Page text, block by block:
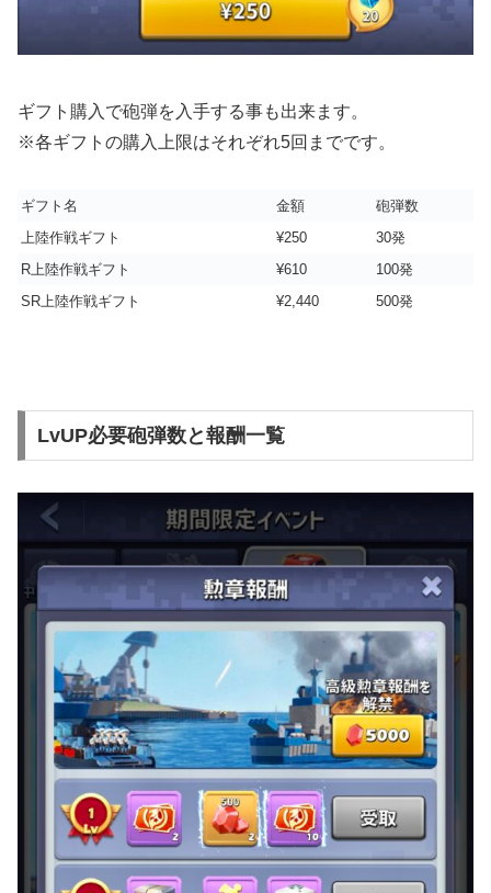
ギフト購入で砲弾を入手する事も出来ます。
※各ギフトの購入上限はそれぞれ5回までです。
ギフト名 金額
砲弾数
上陸作戦ギフト
¥250
30発
R上陸作戦ギフト
¥610
100発
SR上陸作戦ギフト
¥2,440 500発
LvUP必要砲弾数と報酬一覧